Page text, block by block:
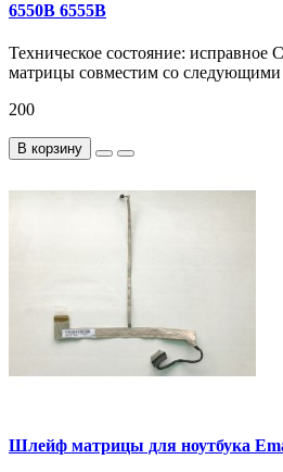
6550B 6555B
Техническое состояние:
матрицы совместим со следующими
200
В корзину
Шлейф матрицы для ноутбука